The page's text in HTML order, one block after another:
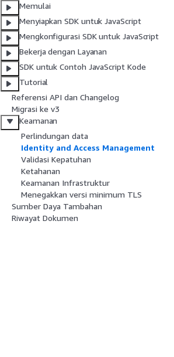
Memulai
Menyiapkan SDK untuk JavaScript
Mengkonfigurasi SDK untuk JavaScript
Bekerja dengan Layanan
SDK untuk Contoh JavaScript Kode
Tutorial
Referensi API dan Changelog
Migrasi ke v3
Keamanan
Perlindungan data
Identity and Access Management
Validasi Kepatuhan
Ketahanan
Keamanan Infrastruktur
Menegakkan versi minimum TLS
Sumber Daya Tambahan
Riwayat Dokumen